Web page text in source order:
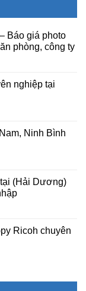
Báo giá photo
phòng, công ty
nghiệp tại
Ninh Bình
(Hải Dương)
Ricoh chuyên